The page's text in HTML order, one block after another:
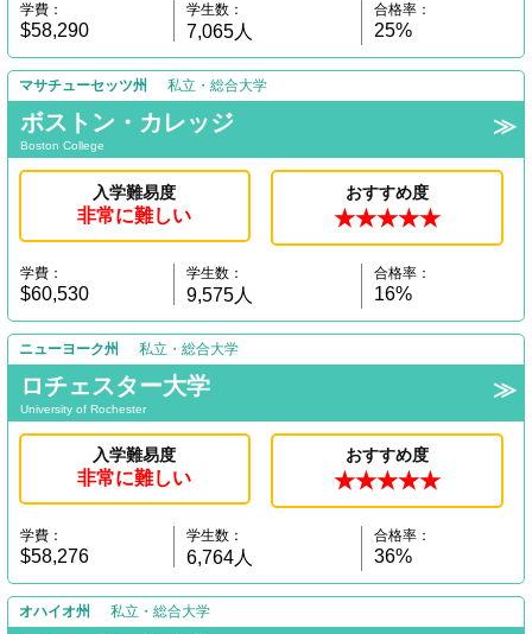
学費：
$58,290
学生数：
7,065人
合格率：
25%
マサチューセッツ州 私立・総合大学
ボストン・カレッジ
Boston College
入学難易度
非常に難しい
おすすめ度
★★★★★
学費：
$60,530
学生数：
9,575人
合格率：
16%
ニューヨーク州 私立・総合大学
ロチェスター大学
University of Rochester
入学難易度
非常に難しい
おすすめ度
★★★★★
学費：
$58,276
学生数：
6,764人
合格率：
36%
オハイオ州 私立・総合大学